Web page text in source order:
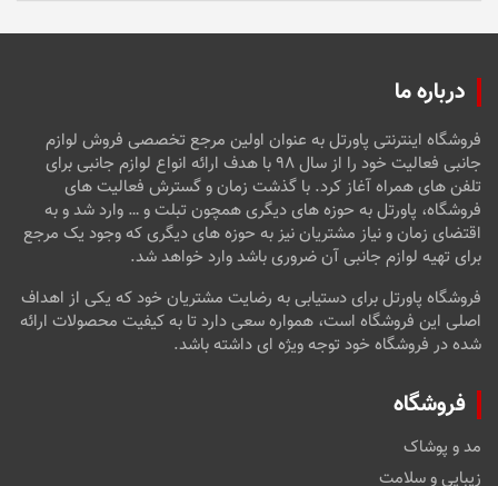
درباره ما
فروشگاه اینترنتی پاورتل به عنوان اولین مرجع تخصصی فروش لوازم
جانبی فعالیت خود را از سال ۹۸ با هدف ارائه انواع لوازم جانبی برای
تلفن های همراه آغاز کرد. با گذشت زمان و گسترش فعالیت های
فروشگاه، پاورتل به حوزه های دیگری همچون تبلت و … وارد شد و به
اقتضای زمان و نیاز مشتریان نیز به حوزه های دیگری که وجود یک مرجع
برای تهیه لوازم جانبی آن ضروری باشد وارد خواهد شد.
فروشگاه پاورتل برای دستیابی به رضایت مشتریان خود که یکی از اهداف
اصلی این فروشگاه است، همواره سعی دارد تا به کیفیت محصولات ارائه
شده در فروشگاه خود توجه ویژه ای داشته باشد.
فروشگاه
مد و پوشاک
زیبایی و سلامت